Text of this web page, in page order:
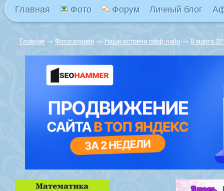
Главная Фото Форум Личный блог
Главная → Фотогалерея → Наши встречи офф-лайн → 8 марта